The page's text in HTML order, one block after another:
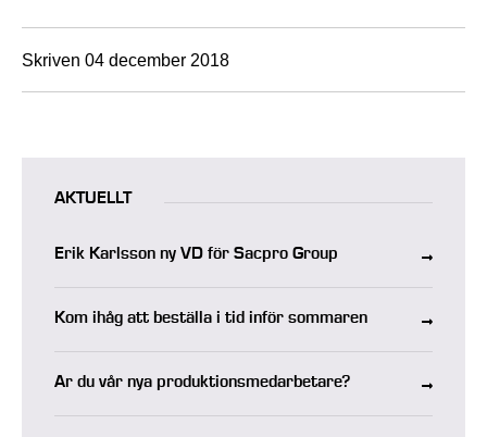
Skriven 04 december 2018
AKTUELLT
Erik Karlsson ny VD för Sacpro Group
Kom ihåg att beställa i tid inför sommaren
Är du vår nya produktionsmedarbetare?